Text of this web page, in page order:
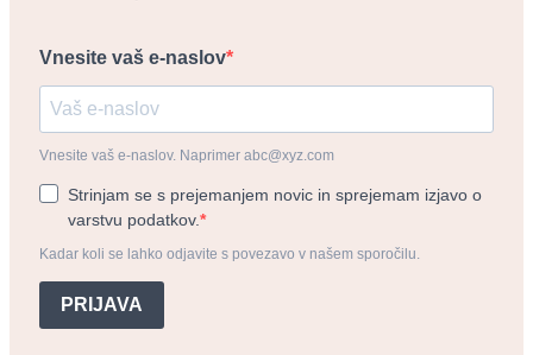
Vnesite vaš e-naslov
Vnesite vaš e-naslov. Naprimer abc@xyz.com
Strinjam se s prejemanjem novic in sprejemam izjavo o
varstvu podatkov.
Kadar koli se lahko odjavite s povezavo v našem sporočilu.
PRIJAVA